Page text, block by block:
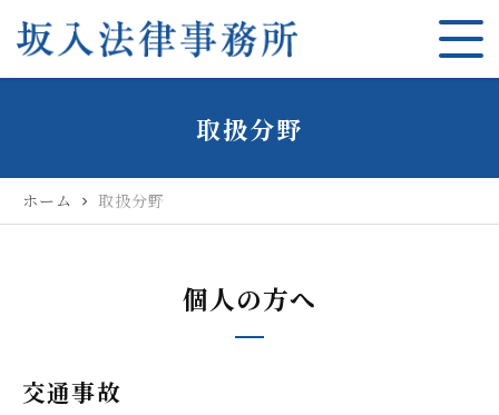
取扱分野
ホーム chevron_right 取扱分野
個人の方へ
交通事故